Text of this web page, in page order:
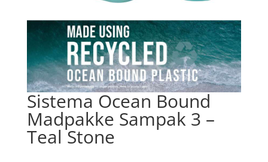
Sistema Ocean Bound
Madpakke Sampak 3 –
Teal Stone